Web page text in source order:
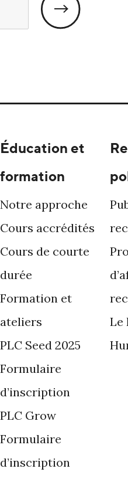
Éducation et
formation
Notre approche
Cours accrédités
Cours de courte
durée
Formation et
ateliers
PLC Seed 2025
Formulaire
d’inscription
PLC Grow
Formulaire
d’inscription
Le